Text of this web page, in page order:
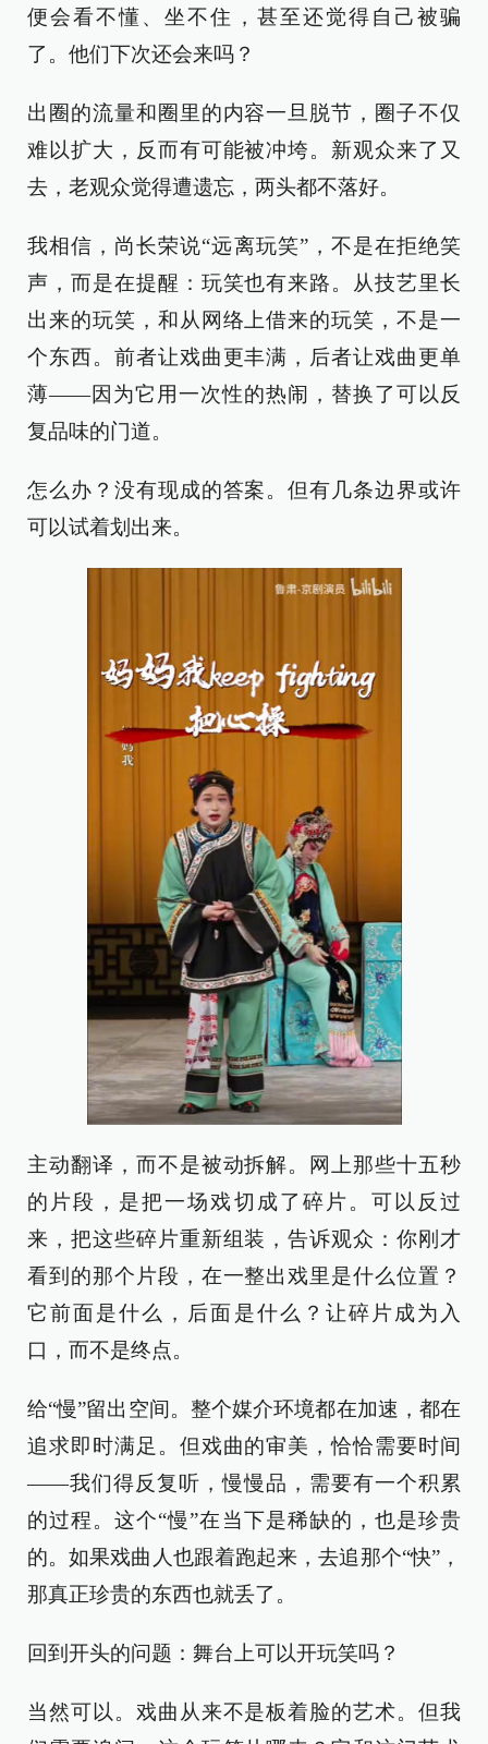
便会看不懂、坐不住，甚至还觉得自己被骗
了。他们下次还会来吗？
出圈的流量和圈里的内容一旦脱节，圈子不仅
难以扩大，反而有可能被冲垮。新观众来了又
去，老观众觉得遭遗忘，两头都不落好。
我相信，尚长荣说“远离玩笑”，不是在拒绝笑
声，而是在提醒：玩笑也有来路。从技艺里长
出来的玩笑，和从网络上借来的玩笑，不是一
个东西。前者让戏曲更丰满，后者让戏曲更单
薄——因为它用一次性的热闹，替换了可以反
复品味的门道。
怎么办？没有现成的答案。但有几条边界或许
可以试着划出来。
主动翻译，而不是被动拆解。网上那些十五秒
的片段，是把一场戏切成了碎片。可以反过
来，把这些碎片重新组装，告诉观众：你刚才
看到的那个片段，在一整出戏里是什么位置？
它前面是什么，后面是什么？让碎片成为入
口，而不是终点。
给“慢”留出空间。整个媒介环境都在加速，都在
追求即时满足。但戏曲的审美，恰恰需要时间
——我们得反复听，慢慢品，需要有一个积累
的过程。这个“慢”在当下是稀缺的，也是珍贵
的。如果戏曲人也跟着跑起来，去追那个“快”，
那真正珍贵的东西也就丢了。
回到开头的问题：舞台上可以开玩笑吗？
当然可以。戏曲从来不是板着脸的艺术。但我